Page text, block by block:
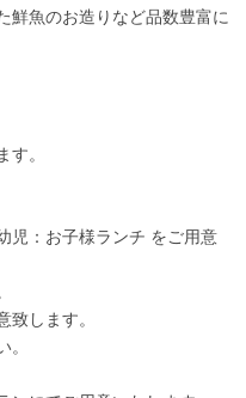
鮮魚のお造りなど品数豊富に
す。
児：お子様ランチ をご用意
致します。